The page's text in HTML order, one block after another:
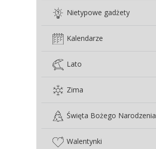
Nietypowe gadżety
Kalendarze
Lato
Zima
Święta Bożego Narodzenia
Walentynki